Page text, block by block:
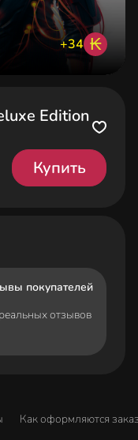
+34 ₭
Edition
Купить
покупателей
отзывов
Как оформляются